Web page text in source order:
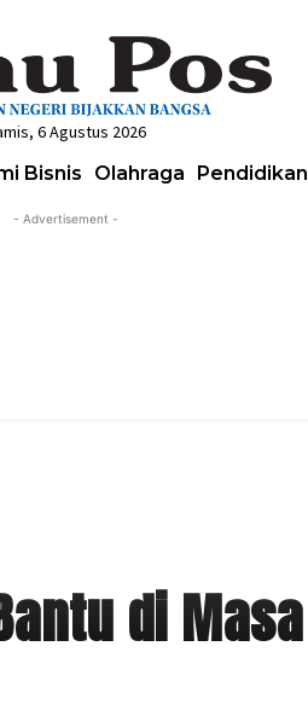
6 Agustus 2026
Bisnis Olahraga Pendidikan
- Advertisement -
di Masa